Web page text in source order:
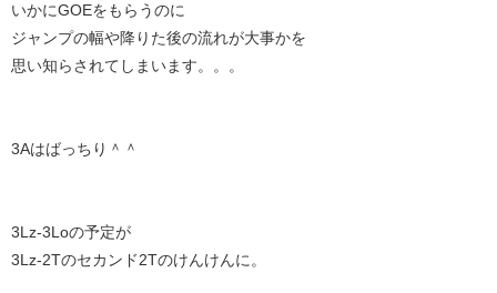
いかにGOEをもらうのに
ジャンプの幅や降りた後の流れが大事かを
思い知らされてしまいます。。。
3Aはばっちり＾＾
3Lz-3Loの予定が
3Lz-2Tのセカンド2Tのけんけんに。